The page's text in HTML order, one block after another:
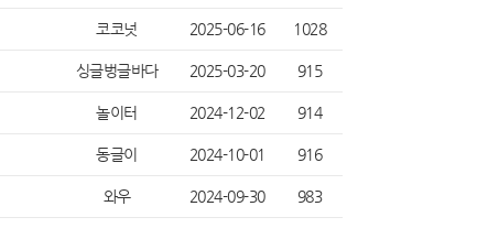
코코넛 2025-06-16 1028
싱글벙글바다 2025-03-20 915
놀이터 2024-12-02 914
동글이 2024-10-01 916
와우 2024-09-30 983